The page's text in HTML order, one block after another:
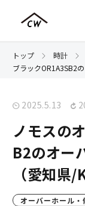
トップ 時計
ブラックOR1A3SB2
2025.5.13
ノモスの
B2のオー
（愛知県/
オーバーホール・